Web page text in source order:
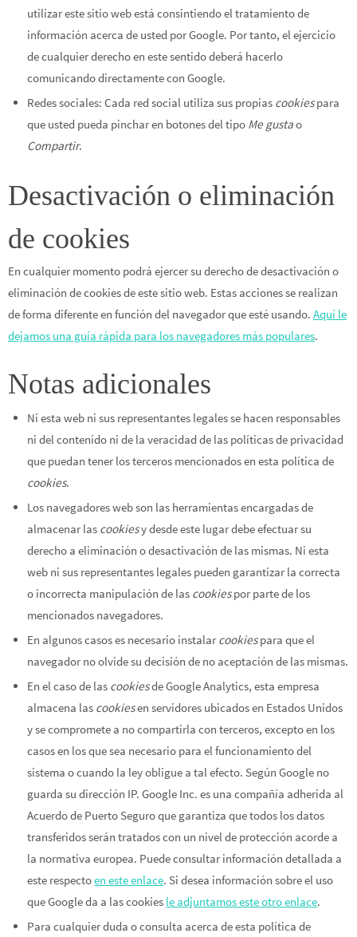
utilizar este sitio web está consintiendo el tratamiento de
información acerca de usted por Google. Por tanto, el ejercicio
de cualquier derecho en este sentido deberá hacerlo
comunicando directamente con Google.
Redes sociales: Cada red social utiliza sus propias cookiespara
que usted pueda pinchar en botones del tipo Me gustao
Compartir.
Desactivación o eliminación
de cookies
En cualquier momento podrá ejercer su derecho de desactivación o
eliminación de cookies de este sitio web. Estas acciones se realizan
de forma diferente en función del navegador que esté usando. Aquí le
dejamos una guía rápida para los navegadores más populares.
Notas adicionales
Ni esta web ni sus representantes legales se hacen responsables
ni del contenido ni de la veracidad de las políticas de privacidad
que puedan tener los terceros mencionados en esta política de
cookies.
Los navegadores web son las herramientas encargadas de
almacenar las cookiesy desde este lugar debe efectuar su
derecho a eliminación o desactivación de las mismas. Ni esta
web ni sus representantes legales pueden garantizar la correcta
o incorrecta manipulación de las cookiespor parte de los
mencionados navegadores.
En algunos casos es necesario instalar cookiespara que el
navegador no olvide su decisión de no aceptación de las mismas.
En el caso de las cookiesde Google Analytics, esta empresa
almacena las cookiesen servidores ubicados en Estados Unidos
y se compromete a no compartirla con terceros, excepto en los
casos en los que sea necesario para el funcionamiento del
sistema o cuando la ley obligue a tal efecto. Según Google no
guarda su dirección IP. Google Inc. es una compañía adherida al
Acuerdo de Puerto Seguro que garantiza que todos los datos
transferidos serán tratados con un nivel de protección acorde a
la normativa europea. Puede consultar información detallada a
este respectoen este enlace. Si desea información sobre el uso
que Google da a las cookies le adjuntamos este otro enlace.
Para cualquier duda o consulta acerca de esta política de